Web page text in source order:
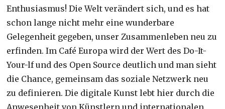
Enthusiasmus! Die Welt verändert sich, und es hat
schon lange nicht mehr eine wunderbare
Gelegenheit gegeben, unser Zusammenleben neu zu
erfinden. Im Café Europa wird der Wert des Do-It-
Your-lf und des Open Source deutlich und man sieht
die Chance, gemeinsam das soziale Netzwerk neu
zu definieren. Die digitale Kunst lebt hier durch die
Anwesenheit von Künstlern und internationalen